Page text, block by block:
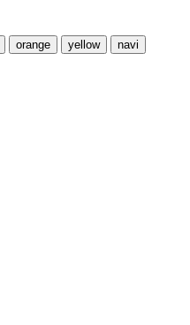
orange yellow
navi